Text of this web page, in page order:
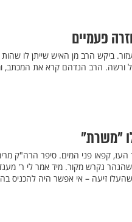
פעמיים
ביקש הרב מן האיש שייתן לו שהות
ורשה. הרב הנדהם קרא את המכתב,
"משרת"
העז, קפאו פני המים. סיפר הרה"ק
נקרש מקור. מיד אמר לי ר'
זיעה – אי אפשר היה להכניס